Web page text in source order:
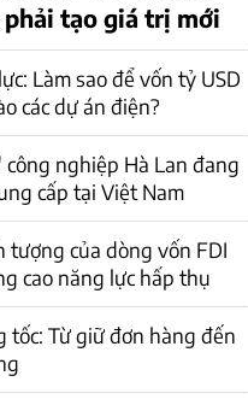
tạo giá trị mới
Làm sao để vốn tỷ USD
các dự án điện?
nghiệp Hà Lan đang
cấp tại Việt Nam
tượng của dòng vốn FDI
cao năng lực hấp thụ
tốc: Từ giữ đơn hàng đến